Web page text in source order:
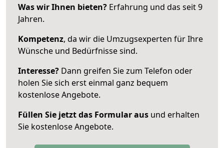
Was wir Ihnen bieten? Erfahrung und das seit 9
Jahren.
Kompetenz, da wir die Umzugsexperten für Ihre
Wünsche und Bedürfnisse sind.
Interesse? Dann greifen Sie zum Telefon oder
holen Sie sich erst einmal ganz bequem
kostenlose Angebote.
Füllen Sie jetzt das Formular aus und erhalten
Sie kostenlose Angebote.